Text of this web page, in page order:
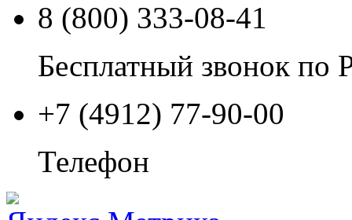
8 (800) 333-08-41
Бесплатный звонок по
+7 (4912) 77-90-00
Телефон